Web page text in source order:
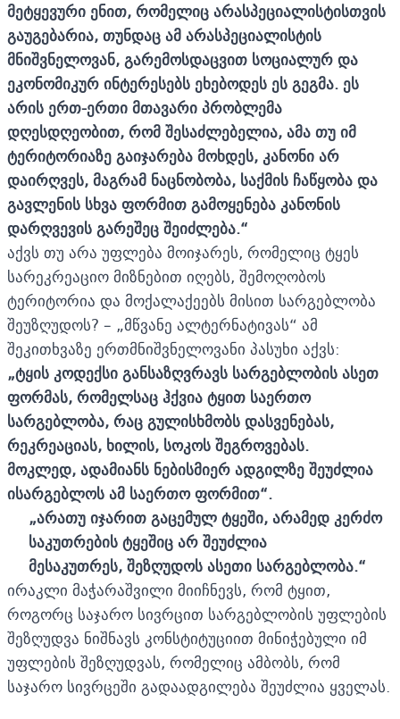
მეტყევური ენით, რომელიც არასპეციალისტისთვის
გაუგებარია, თუნდაც ამ არასპეციალისტის
მნიშვნელოვან, გარემოსდაცვით სოციალურ და
ეკონომიკურ ინტერესებს ეხებოდეს ეს გეგმა. ეს
არის ერთ-ერთი მთავარი პრობლემა
დღესდღეობით, რომ შესაძლებელია, ამა თუ იმ
ტერიტორიაზე გაიჯარება მოხდეს, კანონი არ
დაირღვეს, მაგრამ ნაცნობობა, საქმის ჩაწყობა და
გავლენის სხვა ფორმით გამოყენება კანონის
დარღვევის გარეშეც შეიძლება.“
აქვს თუ არა უფლება მოიჯარეს, რომელიც ტყეს
სარეკრეაციო მიზნებით იღებს, შემოღობოს
ტერიტორია და მოქალაქეებს მისით სარგებლობა
შეუზღუდოს? – „მწვანე ალტერნატივას“ ამ
შეკითხვაზე ერთმნიშვნელოვანი პასუხი აქვს:
„ტყის კოდექსი განსაზღვრავს სარგებლობის ასეთ
ფორმას, რომელსაც ჰქვია ტყით საერთო
სარგებლობა, რაც გულისხმობს დასვენებას,
რეკრეაციას, ხილის, სოკოს შეგროვებას.
მოკლედ,ადამიანს ნებისმიერ ადგილზე შეუძლია
ისარგებლოსამ საერთო ფორმით“.
„არათუ იჯარით გაცემულ ტყეში, არამედ კერძო
საკუთრების ტყეშიც არ შეუძლია
მესაკუთრეს,შეზღუდოს ასეთი სარგებლობა.“
ირაკლი მაჭარაშვილი მიიჩნევს, რომ ტყით,
როგორც საჯარო სივრცით სარგებლობის უფლების
შეზღუდვა ნიშნავს კონსტიტუციით მინიჭებული იმ
უფლების შეზღუდვას, რომელიც ამბობს, რომ
საჯარო სივრცეში გადაადგილება შეუძლია ყველას.